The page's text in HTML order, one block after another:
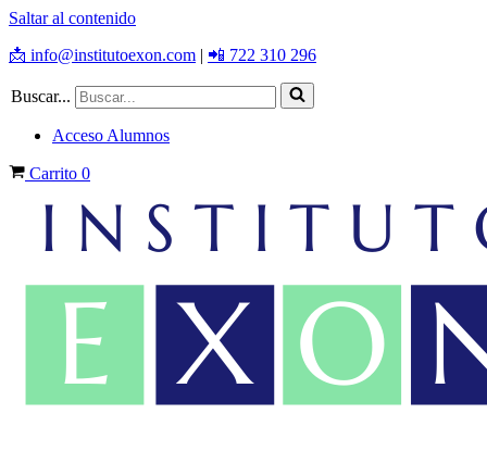
Saltar al contenido
📩 info@institutoexon.com | 📲 722 310 296
Buscar...
Acceso Alumnos
Carrito 0